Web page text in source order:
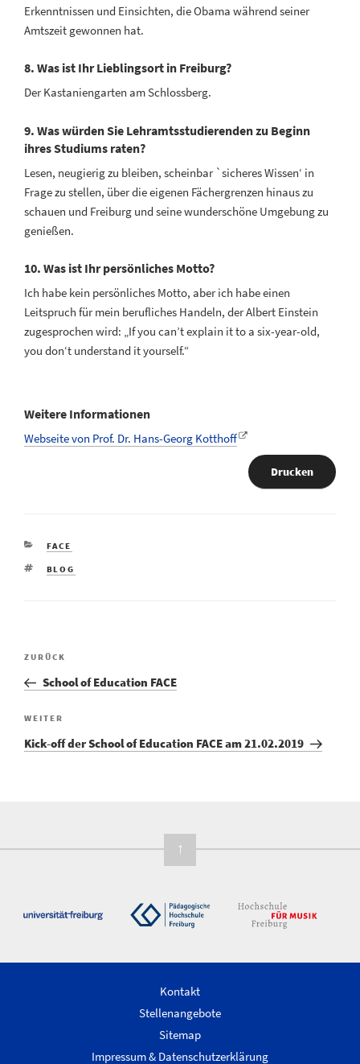
Erkenntnissen und Einsichten, die Obama während seiner
Amtszeit gewonnen hat.
8. Was ist Ihr Lieblingsort in Freiburg?
Der Kastaniengarten am Schlossberg.
9. Was würden Sie Lehramtsstudierenden zu Beginn
ihres Studiums raten?
Lesen, neugierig zu bleiben, scheinbar `sicheres Wissen‘ in
Frage zu stellen, über die eigenen Fächergrenzen hinaus zu
schauen und Freiburg und seine wunderschöne Umgebung zu
genießen.
10. Was ist Ihr persönliches Motto?
Ich habe kein persönliches Motto, aber ich habe einen
Leitspruch für mein berufliches Handeln, der Albert Einstein
zugesprochen wird: „If you can’t explain it to a six-year-old,
you don‘t understand it yourself.“
Weitere Informationen
Webseite von Prof. Dr. Hans-Georg Kotthoff
Drucken
KATEGORIEN
FACE
SCHLAGWÖRTER
BLOG
Beitragsnavigation
Vorheriger
Beitrag
ZURÜCK
School of Education FACE
Nächster
Beitrag
WEITER
Kick-off der School of Education FACE am 21.02.2019
↑
Kontakt
Stellenangebote
Sitemap
Impressum & Datenschutzerklärung